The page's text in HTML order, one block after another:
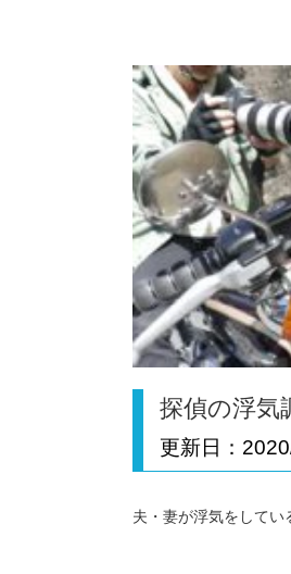
探偵の浮気
更新日：
夫・妻が浮気をしてい